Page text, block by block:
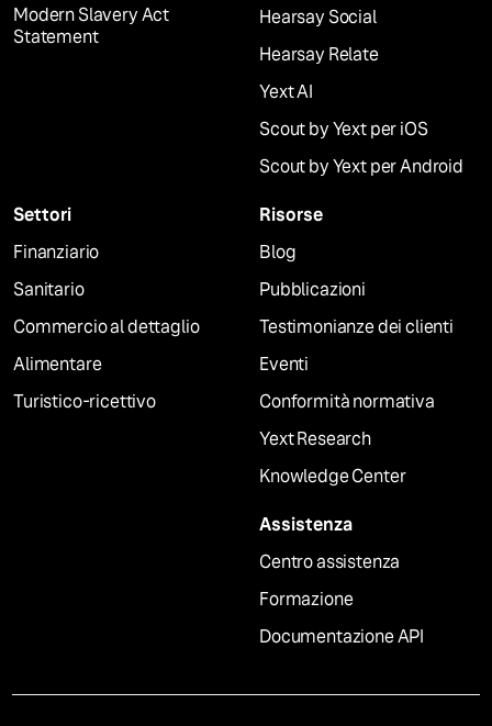
Modern Slavery Act
Statement
Hearsay Social
Hearsay Relate
Yext AI
Scout by Yext per iOS
Scout by Yext per Android
Settori
Finanziario
Sanitario
Commercio al dettaglio
Alimentare
Turistico-ricettivo
Risorse
Blog
Pubblicazioni
Testimonianze dei clienti
Eventi
Conformità normativa
Yext Research
Knowledge Center
Assistenza
Centro assistenza
Formazione
Documentazione API